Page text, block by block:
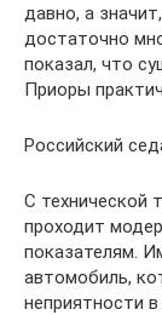
давно, а
достаточно
показал, что
Приоры
Российский
С технической
проходит
показателям.
автомобиль,
неприятности